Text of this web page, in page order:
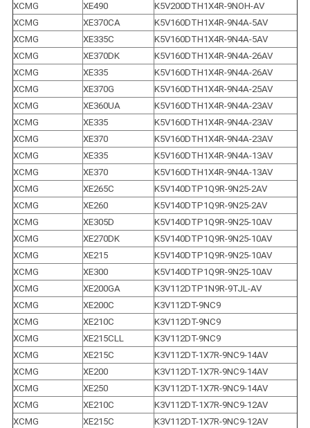
XCMG
XE490
K5V200DTH1X4R-9NOH-AV
XCMG
XE370CA
K5V160DTH1X4R-9N4A-5AV
XCMG
XE335C
K5V160DTH1X4R-9N4A-5AV
XCMG
XE370DK
K5V160DTH1X4R-9N4A-26AV
XCMG
XE335
K5V160DTH1X4R-9N4A-26AV
XCMG
XE370G
K5V160DTH1X4R-9N4A-25AV
XCMG
XE360UA
K5V160DTH1X4R-9N4A-23AV
XCMG
XE335
K5V160DTH1X4R-9N4A-23AV
XCMG
XE370
K5V160DTH1X4R-9N4A-23AV
XCMG
XE335
K5V160DTH1X4R-9N4A-13AV
XCMG
XE370
K5V160DTH1X4R-9N4A-13AV
XCMG
XE265C
K5V140DTP1Q9R-9N25-2AV
XCMG
XE260
K5V140DTP1Q9R-9N25-2AV
XCMG
XE305D
K5V140DTP1Q9R-9N25-10AV
XCMG
XE270DK
K5V140DTP1Q9R-9N25-10AV
XCMG
XE215
K5V140DTP1Q9R-9N25-10AV
XCMG
XE300
K5V140DTP1Q9R-9N25-10AV
XCMG
XE200GA
K3V112DTP1N9R-9TJL-AV
XCMG
XE200C
K3V112DT-9NC9
XCMG
XE210C
K3V112DT-9NC9
XCMG
XE215CLL
K3V112DT-9NC9
XCMG
XE215C
K3V112DT-1X7R-9NC9-14AV
XCMG
XE200
K3V112DT-1X7R-9NC9-14AV
XCMG
XE250
K3V112DT-1X7R-9NC9-14AV
XCMG
XE210C
K3V112DT-1X7R-9NC9-12AV
XCMG
XE215C
K3V112DT-1X7R-9NC9-12AV